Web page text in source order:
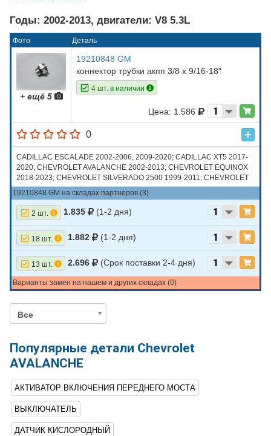
Годы: 2002-2013, двигатели: V8 5.3L
Фото Деталь
+ ещё 5
19210848 GM
коннектор трубки акпп 3/8 х 9/16-18"
4 шт. в наличии
Цена: 1.586
0
CADILLAC ESCALADE 2002-2006, 2009-2020; CADILLAC XT5 2017-
2020; CHEVROLET AVALANCHE 2002-2013; CHEVROLET EQUINOX
2018-2023; CHEVROLET SILVERADO 2500 1999-2011; CHEVROLET
SILVERADO 3500 2001-2011; CHEVROLET TAHOE 2000-2020;
CHEVROLET TRAVERSE 2018; GMC TERRAIN 2018-2024; HUMMER
H2 2004-2009
19210848 GM на складах партнеров (3)
2 шт. 1.835 (1-2 дня)
18 шт. 1.882 (1-2 дня)
13 шт. 2.696 (Срок поставки 2-4 дня)
Варианты замен на нашем и других складах (0)
Все
Популярные детали Chevrolet
AVALANCHE
АКТИВАТОР ВКЛЮЧЕНИЯ ПЕРЕДНЕГО МОСТА
ВЫКЛЮЧАТЕЛЬ
ДАТЧИК КИСЛОРОДНЫЙ